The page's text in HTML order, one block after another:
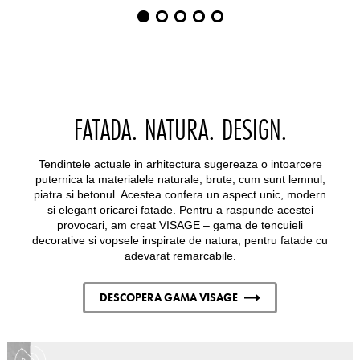
FATADA. NATURA. DESIGN.
Tendintele actuale in arhitectura sugereaza o intoarcere
puternica la materialele naturale, brute, cum sunt lemnul,
piatra si betonul. Acestea confera un aspect unic, modern
si elegant oricarei fatade. Pentru a raspunde acestei
provocari, am creat VISAGE – gama de tencuieli
decorative si vopsele inspirate de natura, pentru fatade cu
adevarat remarcabile.
DESCOPERA GAMA VISAGE